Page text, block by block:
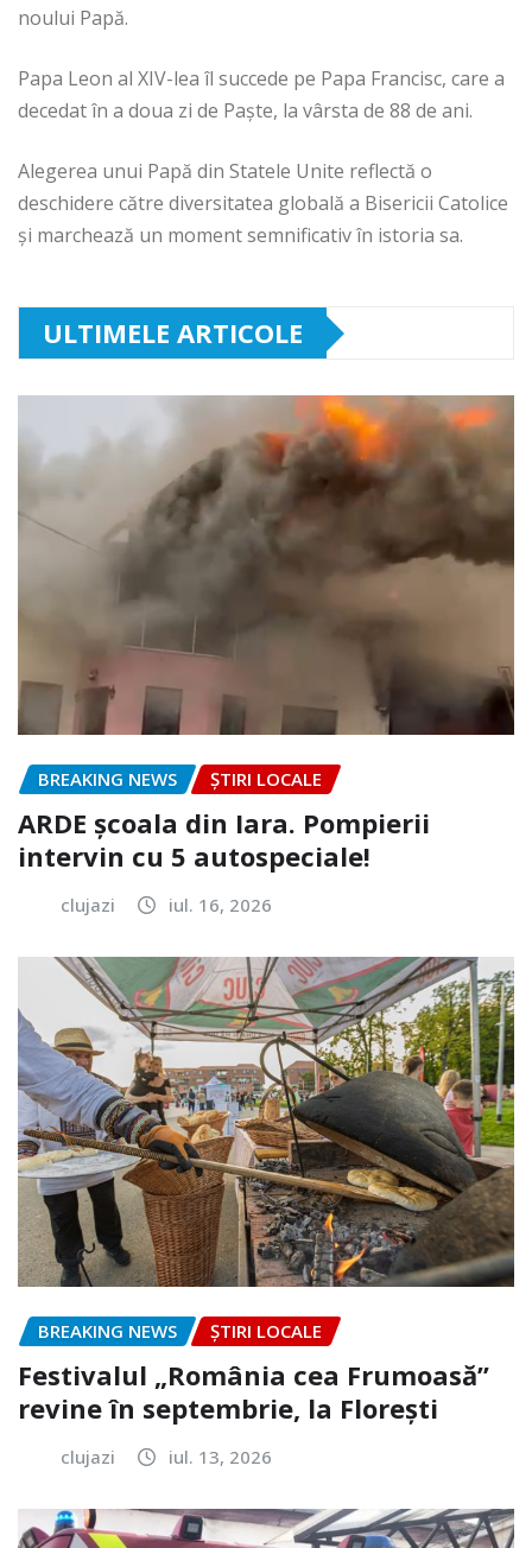
noului Papă.
Papa Leon al XIV-lea îl succede pe Papa Francisc, care a
decedat în a doua zi de Paște, la vârsta de 88 de ani.
Alegerea unui Papă din Statele Unite reflectă o
deschidere către diversitatea globală a Bisericii Catolice
și marchează un moment semnificativ în istoria sa.
ULTIMELE ARTICOLE
BREAKING NEWS ȘTIRI LOCALE
ARDE școala din Iara. Pompierii
intervin cu 5 autospeciale!
clujazi iul. 16, 2026
BREAKING NEWS ȘTIRI LOCALE
Festivalul „România cea Frumoasă”
revine în septembrie, la Florești
clujazi iul. 13, 2026